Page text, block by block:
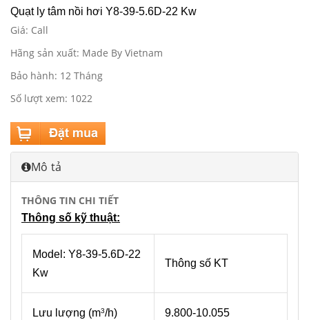
Quạt ly tâm nồi hơi Y8-39-5.6D-22 Kw
Giá: Call
Hãng sản xuất: Made By Vietnam
Bảo hành: 12 Tháng
Số lượt xem: 1022
Mô tả
THÔNG TIN CHI TIẾT
Thông số kỹ thuật:
Model: Y8-39-5.6D-22
Kw
Thông số KT
Lưu lượng (m3/h) 9.800-10.055